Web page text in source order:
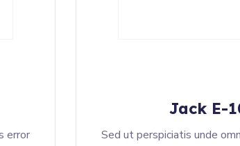
error
Jack E-
Sed ut perspiciatis unde